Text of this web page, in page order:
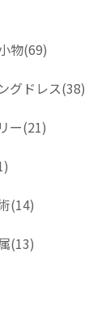
物(69)
グドレス(38)
ー(21)
(14)
(13)